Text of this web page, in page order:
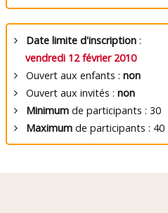
Date limite d'inscription:
vendredi 12 février 2010
Ouvert aux enfants : non
Ouvert aux invités : non
Minimumde participants : 30
Maximumde participants : 40